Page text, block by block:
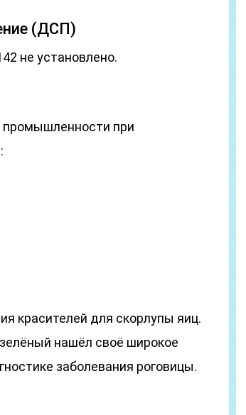
(ДСП)
не установлено.
промышленности при
красителей для скорлупы яиц.
нашёл своё широкое
заболевания роговицы.